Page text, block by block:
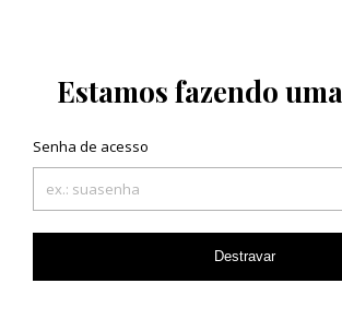
Estamos fazendo
Senha de acesso
Destravar